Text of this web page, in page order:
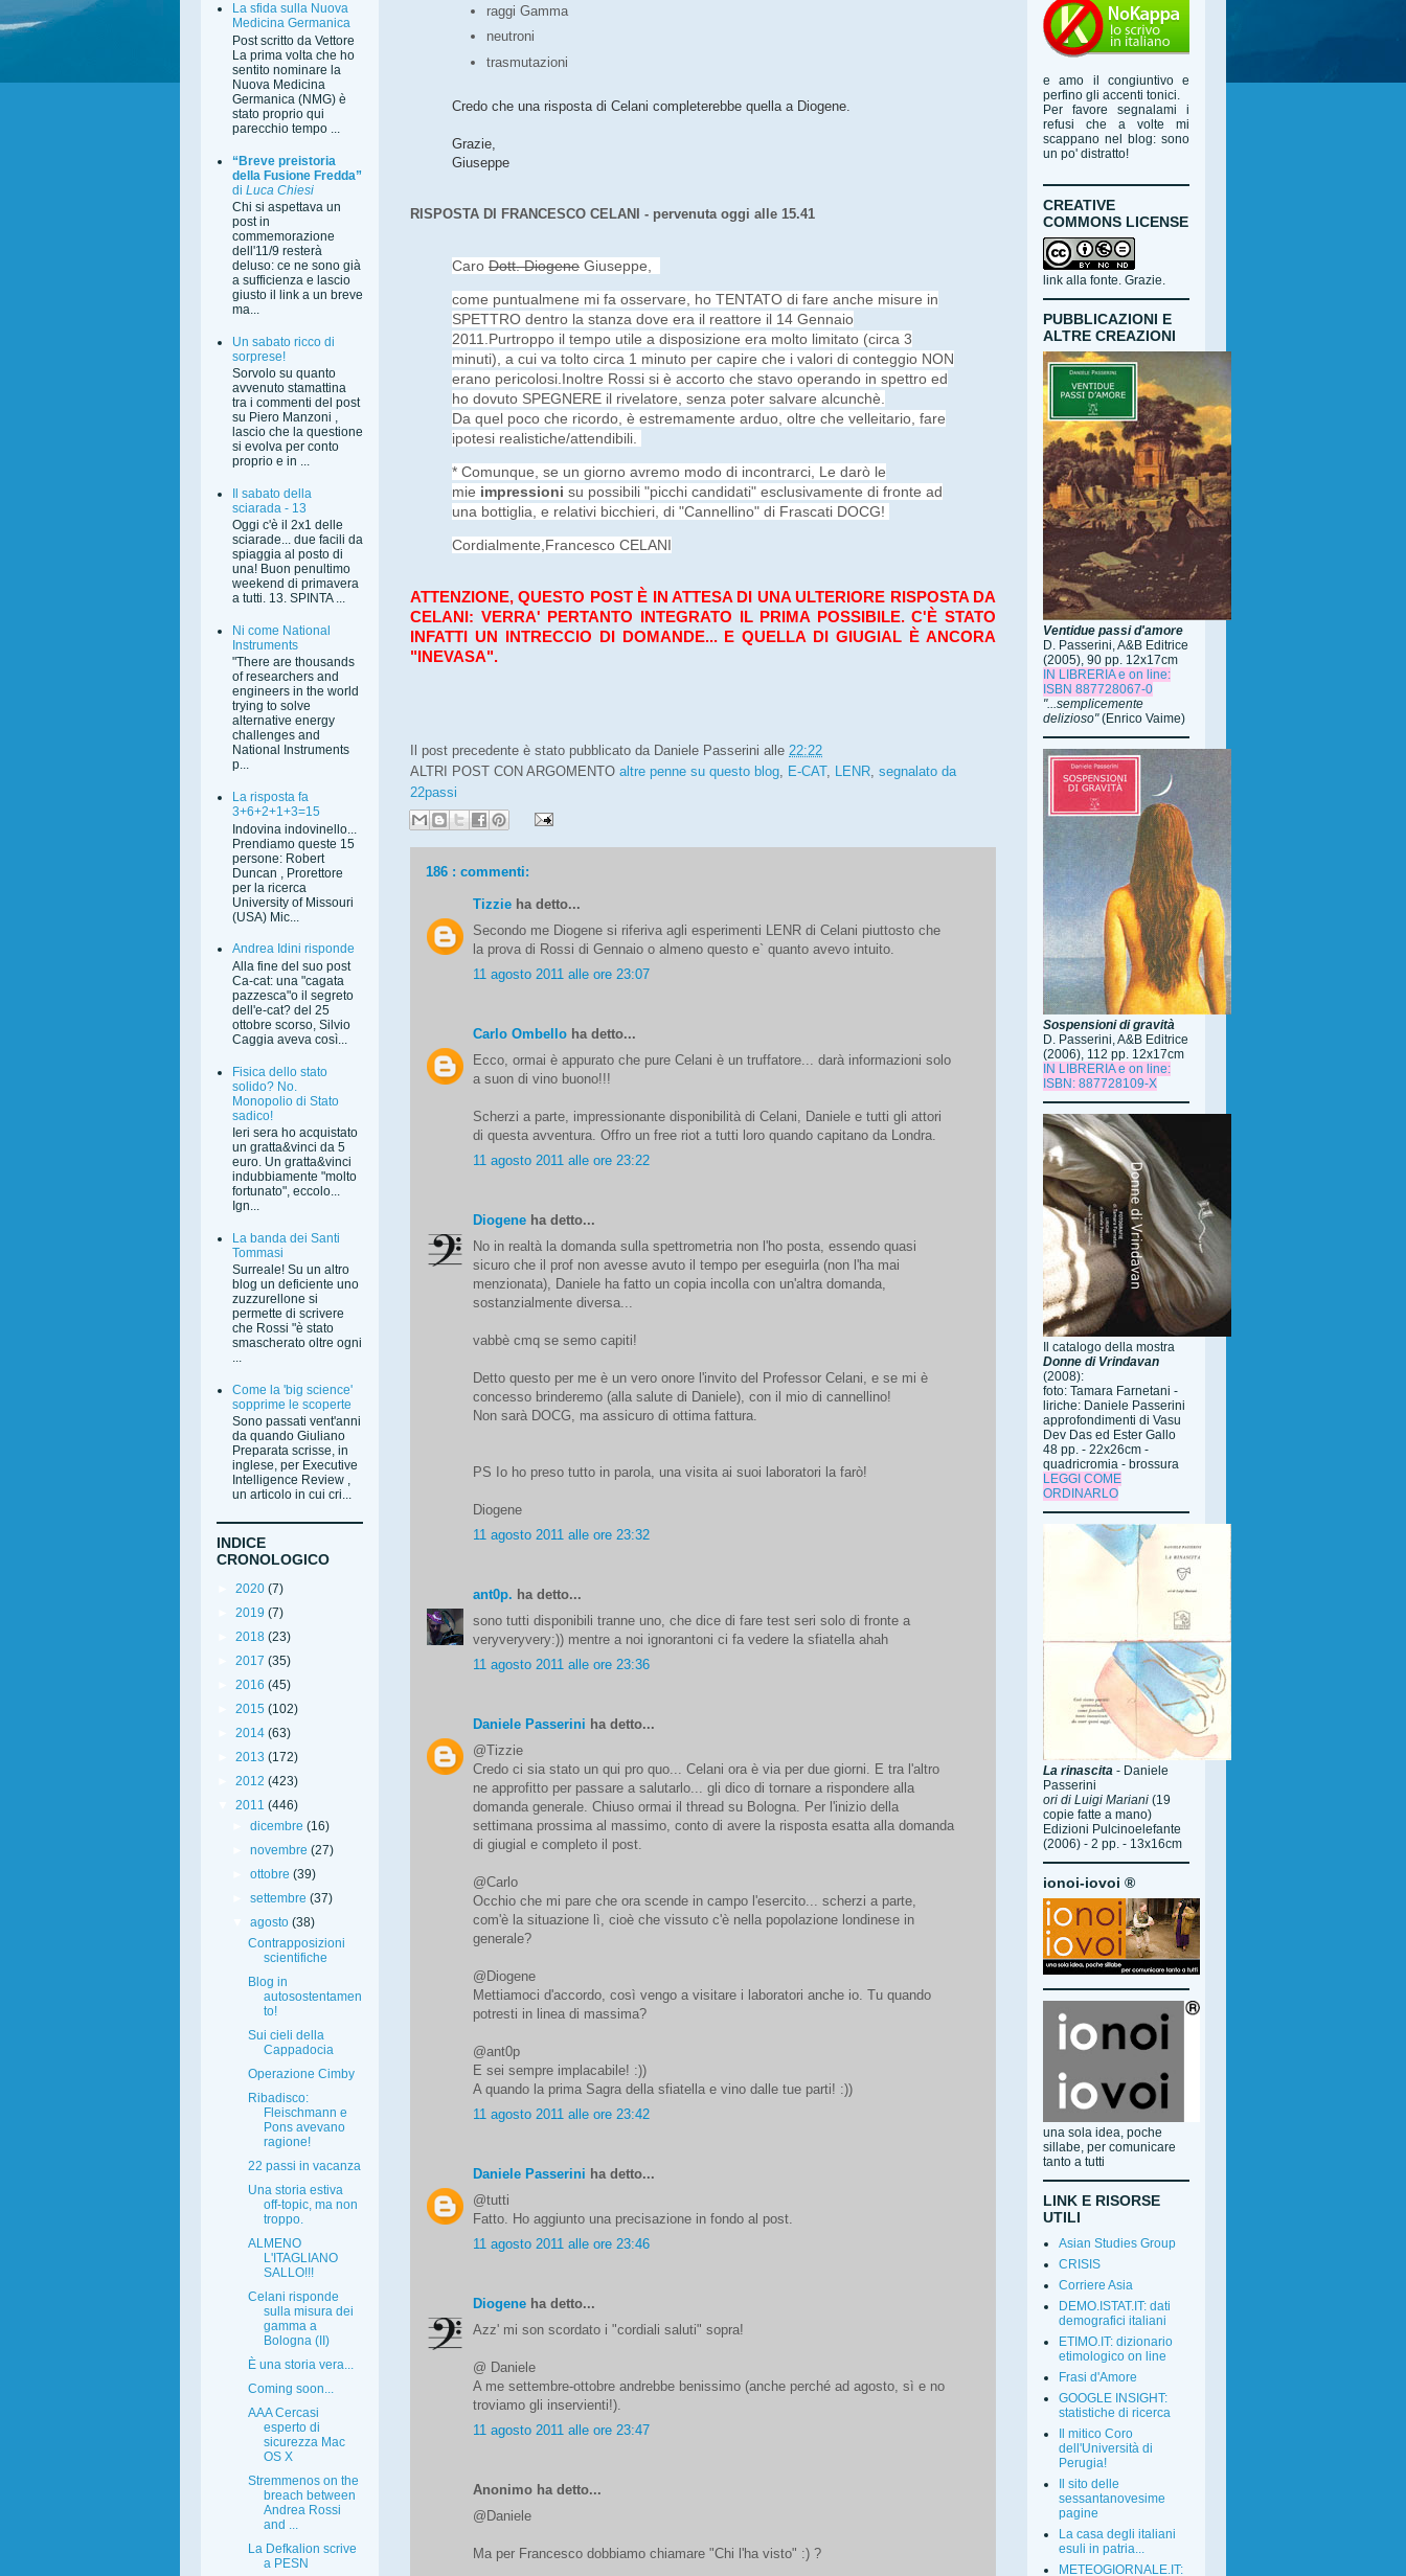
raggi Gamma
neutroni
trasmutazioni
Credo che una risposta di Celani completerebbe quella a Diogene.
Grazie,
Giuseppe
RISPOSTA DI FRANCESCO CELANI - pervenuta oggi alle 15.41
Caro Dott. Diogene Giuseppe,
come puntualmene mi fa osservare, ho TENTATO di fare anche misure in
SPETTRO dentro la stanza dove era il reattore il 14 Gennaio
2011. Purtroppo il tempo utile a disposizione era molto limitato (circa 3
minuti), a cui va tolto circa 1 minuto per capire che i valori di conteggio NON
erano pericolosi. Inoltre Rossi si è accorto che stavo operando in spettro ed
ho dovuto SPEGNERE il rivelatore, senza poter salvare alcunchè.
Da quel poco che ricordo, è estremamente arduo, oltre che velleitario, fare
ipotesi realistiche/attendibili.
* Comunque, se un giorno avremo modo di incontrarci, Le darò le
mie impressioni su possibili "picchi candidati" esclusivamente di fronte ad
una bottiglia, e relativi bicchieri, di "Cannellino" di Frascati DOCG!
Cordialmente, Francesco CELANI
ATTENZIONE, QUESTO POST È IN ATTESA DI UNA ULTERIORE RISPOSTA DA
CELANI: VERRA' PERTANTO INTEGRATO IL PRIMA POSSIBILE. C'È STATO
INFATTI UN INTRECCIO DI DOMANDE... E QUELLA DI GIUGIAL È ANCORA
"INEVASA".
Il post precedente è stato pubblicato da Daniele Passerini alle 22:22
ALTRI POST CON ARGOMENTO altre penne su questo blog E-CAT, LENR segnalato da
22passi
186 : commenti:
Tizzie ha detto...
Secondo me Diogene si riferiva agli esperimenti LENR di Celani piuttosto che
la prova di Rossi di Gennaio o almeno questo e` quanto avevo intuito.
11 agosto 2011 alle ore 23:07
Carlo Ombello ha detto...
Ecco, ormai è appurato che pure Celani è un truffatore... darà informazioni solo
a suon di vino buono!!!
Scherzi a parte, impressionante disponibilità di Celani, Daniele e tutti gli attori
di questa avventura. Offro un free riot a tutti loro quando capitano da Londra.
11 agosto 2011 alle ore 23:22
Diogene ha detto...
No in realtà la domanda sulla spettrometria non l'ho posta, essendo quasi
sicuro che il prof non avesse avuto il tempo per eseguirla (non l'ha mai
menzionata), Daniele ha fatto un copia incolla con un'altra domanda,
sostanzialmente diversa...
vabbè cmq se semo capiti!
Detto questo per me è un vero onore l'invito del Professor Celani, e se mi è
concesso brinderemo (alla salute di Daniele), con il mio di cannellino!
Non sarà DOCG, ma assicuro di ottima fattura.
PS Io ho preso tutto in parola, una visita ai suoi laboratori la farò!
Diogene
11 agosto 2011 alle ore 23:32
ant0p. ha detto...
sono tutti disponibili tranne uno, che dice di fare test seri solo di fronte a
veryveryvery:)) mentre a noi ignorantoni ci fa vedere la sfiatella ahah
11 agosto 2011 alle ore 23:36
Daniele Passerini ha detto...
@Tizzie
Credo ci sia stato un qui pro quo... Celani ora è via per due giorni. E tra l'altro
ne approfitto per passare a salutarlo... gli dico di tornare a rispondere alla
domanda generale. Chiuso ormai il thread su Bologna. Per l'inizio della
settimana prossima al massimo, conto di avere la risposta esatta alla domanda
di giugial e completo il post.
@Carlo
Occhio che mi pare che ora scende in campo l'esercito... scherzi a parte,
com'è la situazione lì, cioè che vissuto c'è nella popolazione londinese in
generale?
@Diogene
Mettiamoci d'accordo, così vengo a visitare i laboratori anche io. Tu quando
potresti in linea di massima?
@ant0p
E sei sempre implacabile! :))
A quando la prima Sagra della sfiatella e vino dalle tue parti! :))
11 agosto 2011 alle ore 23:42
Daniele Passerini ha detto...
@tutti
Fatto. Ho aggiunto una precisazione in fondo al post.
11 agosto 2011 alle ore 23:46
Diogene ha detto...
Azz' mi son scordato i "cordiali saluti" sopra!
@ Daniele
A me settembre-ottobre andrebbe benissimo (anche perché ad agosto, sì e no
troviamo gli inservienti!).
11 agosto 2011 alle ore 23:47
Anonimo ha detto...
@Daniele
Ma per Francesco dobbiamo chiamare "Chi l'ha visto" :) ?
La sfida sulla Nuova
Medicina Germanica
Post scritto da Vettore
La prima volta che ho
sentito nominare la
Nuova Medicina
Germanica (NMG) è
stato proprio qui
parecchio tempo ...
“Breve preistoria
della Fusione Fredda”
di Luca Chiesi
Chi si aspettava un
post in
commemorazione
dell'11/9 resterà
deluso: ce ne sono già
a sufficienza e lascio
giusto il link a un breve
ma...
Un sabato ricco di
sorprese!
Sorvolo su quanto
avvenuto stamattina
tra i commenti del post
su Piero Manzoni ,
lascio che la questione
si evolva per conto
proprio e in ...
Il sabato della
sciarada - 13
Oggi c'è il 2x1 delle
sciarade... due facili da
spiaggia al posto di
una! Buon penultimo
weekend di primavera
a tutti. 13. SPINTA ...
Ni come National
Instruments
"There are thousands
of researchers and
engineers in the world
trying to solve
alternative energy
challenges and
National Instruments
p...
La risposta fa
3+6+2+1+3=15
Indovina indovinello...
Prendiamo queste 15
persone: Robert
Duncan , Prorettore
per la ricerca
University of Missouri
(USA) Mic...
Andrea Idini risponde
Alla fine del suo post
Ca-cat: una "cagata
pazzesca"o il segreto
dell'e-cat? del 25
ottobre scorso, Silvio
Caggia aveva così...
Fisica dello stato
solido? No.
Monopolio di Stato
sadico!
Ieri sera ho acquistato
un gratta&vinci da 5
euro. Un gratta&vinci
indubbiamente "molto
fortunato", eccolo...
Ign...
La banda dei Santi
Tommasi
Surreale! Su un altro
blog un deficiente uno
zuzzurellone si
permette di scrivere
che Rossi "è stato
smascherato oltre ogni
...
Come la 'big science'
sopprime le scoperte
Sono passati vent'anni
da quando Giuliano
Preparata scrisse, in
inglese, per Executive
Intelligence Review ,
un articolo in cui cri...
INDICE
CRONOLOGICO
2020 (7)
2019 (7)
2018 (23)
2017 (35)
2016 (45)
2015 (102)
2014 (63)
2013 (172)
2012 (423)
2011 (446)
►dicembre(16)
►novembre(27)
►ottobre(39)
►settembre(37)
▼agosto(38)
Contrapposizioni
scientifiche
Blog in
autosostentamen
to!
Sui cieli della
Cappadocia
Operazione Cimby
Ribadisco:
Fleischmann e
Pons avevano
ragione!
22 passi in vacanza
Una storia estiva
off-topic, ma non
troppo.
ALMENO
L'ITAGLIANO
SALLO!!!
Celani risponde
sulla misura dei
gamma a
Bologna (II)
È una storia vera...
Coming soon...
AAA Cercasi
esperto di
sicurezza Mac
OS X
Stremmenos on the
breach between
Andrea Rossi
and ...
La Defkalion scrive
a PESN
e amo il congiuntivo e
perfino gli accenti tonici.
Per favore segnalami i
refusi che a volte mi
scappano nel blog: sono
un po' distratto!
CREATIVE
COMMONS LICENSE
link alla fonte. Grazie.
PUBBLICAZIONI E
ALTRE CREAZIONI
Ventidue passi d'amore
D. Passerini, A&B Editrice
(2005), 90 pp. 12x17cm
IN LIBRERIA e on line:
ISBN 887728067-0
"...semplicemente
delizioso"(Enrico Vaime)
Sospensioni di gravità
D. Passerini, A&B Editrice
(2006), 112 pp. 12x17cm
IN LIBRERIA e on line:
ISBN: 887728109-X
Il catalogo della mostra
Donne di Vrindavan
(2008):
foto: Tamara Farnetani -
liriche: Daniele Passerini
approfondimenti di Vasu
Dev Das ed Ester Gallo
48 pp. - 22x26cm -
quadricromia - brossura
LEGGI COME
ORDINARLO
La rinascita - Daniele
Passerini
ori di Luigi Mariani (19
copie fatte a mano)
Edizioni Pulcinoelefante
(2006) - 2 pp. - 13x16cm
ionoi-iovoi ®
una sola idea, poche
sillabe, per comunicare
tanto a tutti
LINK E RISORSE
UTILI
Asian Studies Group
CRISIS
Corriere Asia
DEMO.ISTAT.IT: dati
demografici italiani
ETIMO.IT: dizionario
etimologico on line
Frasi d'Amore
GOOGLE INSIGHT:
statistiche di ricerca
Il mitico Coro
dell'Università di
Perugia!
Il sito delle
sessantanovesime
pagine
La casa degli italiani
esuli in patria...
METEOGIORNALE.IT: